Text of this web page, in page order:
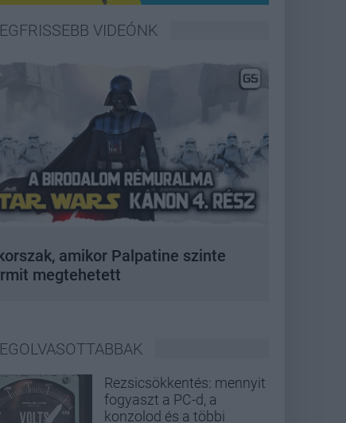
VIDEÓNK
amikor Palpatine szinte
megtehetett
Rezsicsökkentés: mennyit
fogyaszt a PC-d, a
konzolod és a többi